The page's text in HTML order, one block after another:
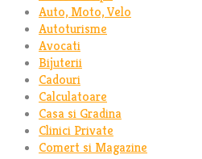
Auto, Moto, Velo
Autoturisme
Avocati
Bijuterii
Cadouri
Calculatoare
Casa si Gradina
Clinici Private
Comert si Magazine